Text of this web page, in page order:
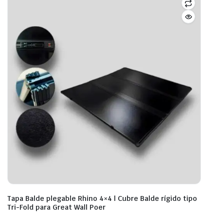
Tapa Balde plegable Rhino 4×4 | Cubre Balde rígido tipo
Tri-Fold para Great Wall Poer